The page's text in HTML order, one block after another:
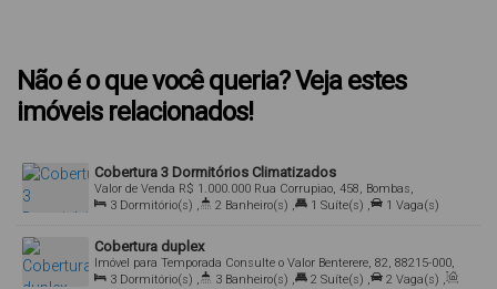
Não é o que você queria? Veja estes
imóveis relacionados!
Cobertura 3 Dormitórios Climatizados
R$ 1.000.000
Valor de Venda
Rua Corrupiao, 458, Bombas,
Bombinhas, Santa Catarina, Brasil
3 Dormitório(s) , 2 Banheiro(s) , 1 Suíte(s) , 1 Vaga(s)
Cobertura duplex
Consulte o Valor
Imóvel para Temporada
Benterere, 82, 88215-000,
Bombas, Bombinhas, Santa Catarina, Brasil
3 Dormitório(s) , 3 Banheiro(s) , 2 Suíte(s) , 2 Vaga(s) ,